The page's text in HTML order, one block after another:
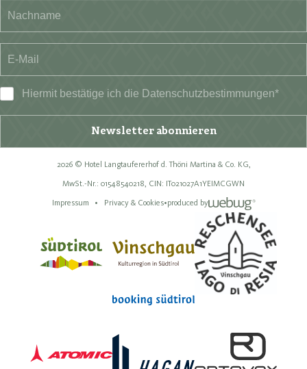
Hiermit bestätige ich die Datenschutzbestimmungen*
Newsletter abonnieren
2026 © Hotel Langtaufererhof d. Thöni Martina & Co. KG,
MwSt.-Nr.: 01548540218, CIN: IT021027A1YEIMCGWN
Impressum
Privacy & Cookies•produced by